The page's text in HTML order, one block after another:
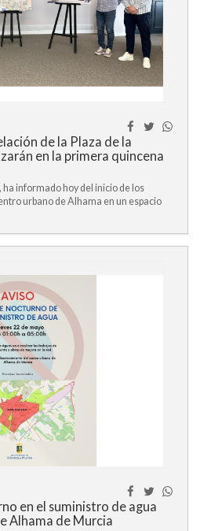
de la Plaza de la
en la primera quincena
ha informado hoy del inicio de los
urbano de Alhama en un espacio
en el suministro de agua
Alhama de Murcia